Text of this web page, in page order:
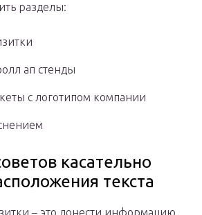
разделы:
ап стенды
с логотипом компании
касательно
текста
– это донести информацию